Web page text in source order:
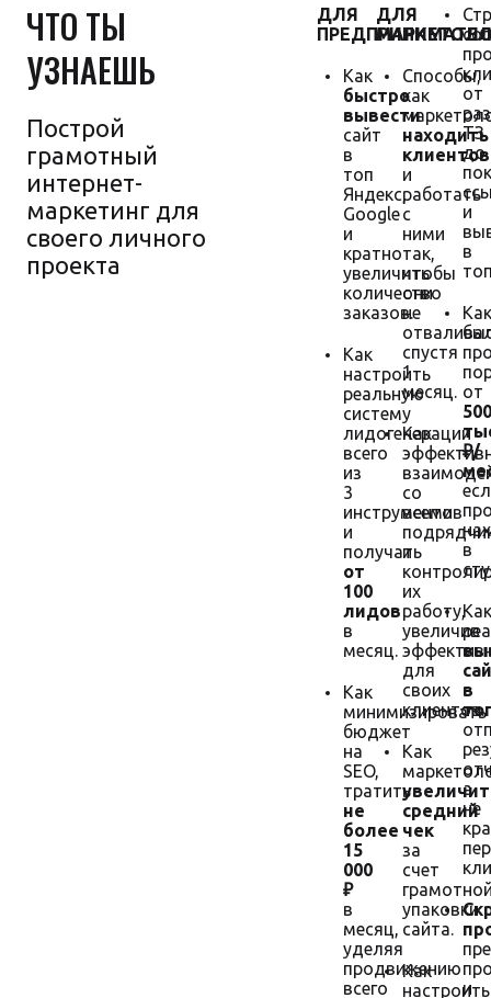
ЧТО ТЫ
УЗНАЕШЬ
Построй
грамотный
интернет-
маркетинг для
своего личного
проекта
ДЛЯ
Как
быстро
вывести
сайт
в
топ
Яндекс,
Google
и
кратно
увеличить
количество
заказов.
Как
настроить
реальную
систему
лидогенерации
всего
из
3
инструментов
и
получать
от
100
лидов
в
месяц.
Как
минимизировать
бюджет
на
SEO,
тратить
не
более
15
000
₽
в
месяц,
уделяя
продвижению
всего
ДЛЯ
Способы,
как
находить
клиентов
и
работать
с
ними
так,
чтобы
они
не
спустя
1
месяц.
Как
со
всеми
и
их
работу,
увеличив
для
своих
клиентов.
Как
средний
чек
за
счет
упаковки
сайта.
Как
настроить
от
ТЗ
до
и
в
Как
от
500
₽/
в
Как
в
а
не
и